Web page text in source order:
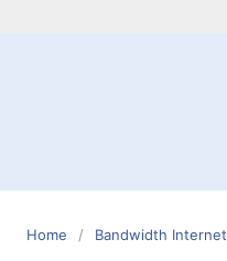
Home Bandwidth Internet